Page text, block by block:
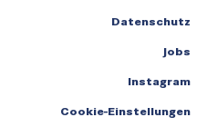
Datenschutz
Jobs
Instagram
Cookie-Einstellungen